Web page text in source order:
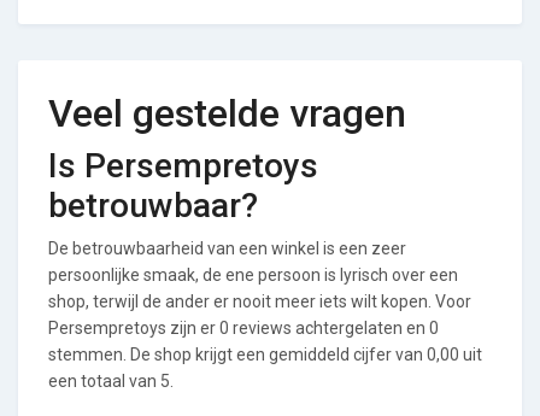
Veel gestelde vragen
Is Persempretoys
betrouwbaar?
De betrouwbaarheid van een winkel is een zeer
persoonlijke smaak, de ene persoon is lyrisch over een
shop, terwijl de ander er nooit meer iets wilt kopen. Voor
Persempretoys zijn er 0 reviews achtergelaten en 0
stemmen. De shop krijgt een gemiddeld cijfer van 0,00 uit
een totaal van 5.